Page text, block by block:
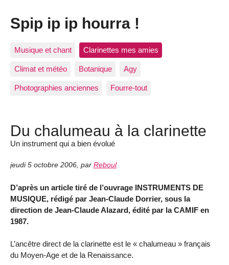
Spip ip ip hourra !
Musique et chant Clarinettes mes amies
Climat et météo Botanique Agy
Photographies anciennes Fourre-tout
Du chalumeau à la clarinette
Un instrument qui a bien évolué
jeudi 5 octobre 2006 par Reboul
D’après un article tiré de l’ouvrage INSTRUMENTS DE
MUSIQUE, rédigé par Jean-Claude Dorrier, sous la
direction de Jean-Claude Alazard, édité par la CAMIF en
1987.
L’ancêtre direct de la clarinette est le « chalumeau » français
du Moyen-Age et de la Renaissance.